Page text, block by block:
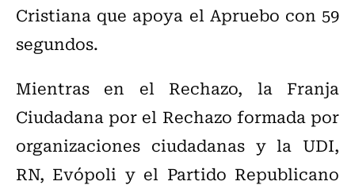
Cristiana que apoya el Apruebo con 59
segundos.
Mientras en el Rechazo, la Franja
Ciudadana por el Rechazo formada por
organizaciones ciudadanas y la UDI,
RN, Evópoli y el Partido Republicano